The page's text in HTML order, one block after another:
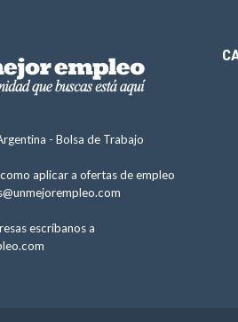
- Bolsa de Trabajo
aplicar a ofertas de empleo
escríbanos a